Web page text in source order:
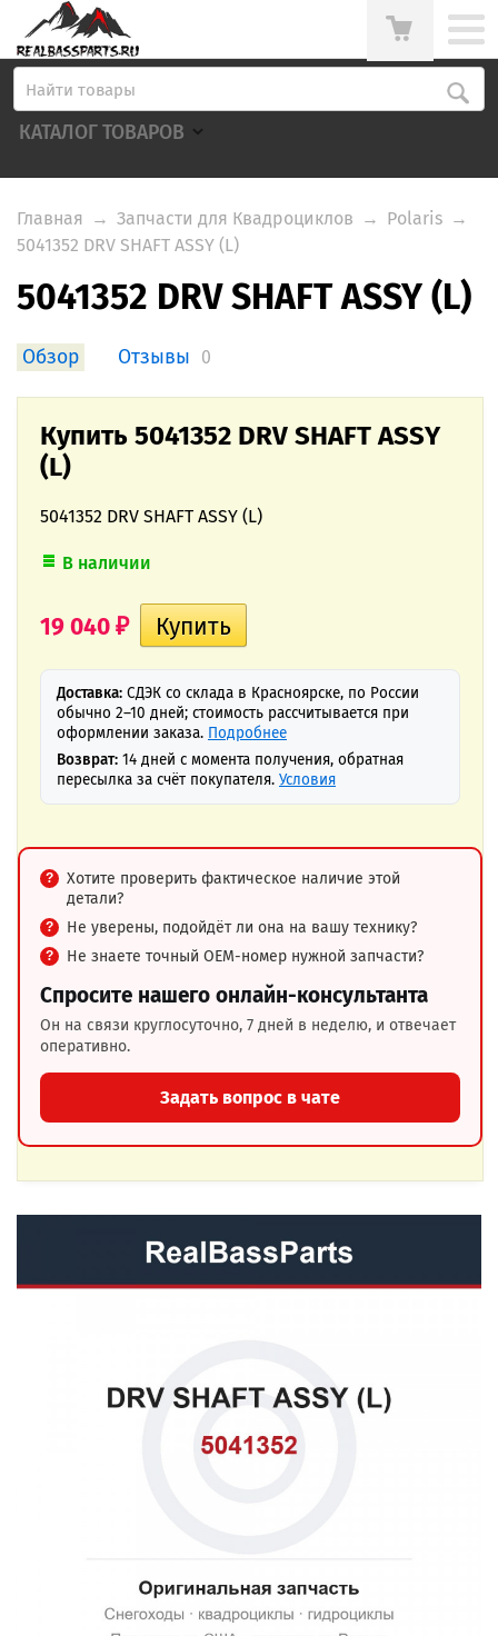
КАТАЛОГ ТОВАРОВ
Главная → Запчасти для Квадроциклов → Polaris →
5041352 DRV SHAFT ASSY (L)
5041352 DRV SHAFT ASSY (L)
Обзор Отзывы 0
Купить 5041352 DRV SHAFT ASSY
(L)
5041352 DRV SHAFT ASSY (L)
В наличии
19 040 ₽
Доставка: СДЭК со склада в Красноярске, по России
обычно 2–10 дней; стоимость рассчитывается при
оформлении заказа. Подробнее
Возврат: 14 дней с момента получения, обратная
пересылка за счёт покупателя. Условия
Хотите проверить фактическое наличие этой
детали?
Не уверены, подойдёт ли она на вашу технику?
Не знаете точный OEM-номер нужной запчасти?
Спросите нашего онлайн-консультанта
Он на связи круглосуточно, 7 дней в неделю, и отвечает
оперативно.
Задать вопрос в чате